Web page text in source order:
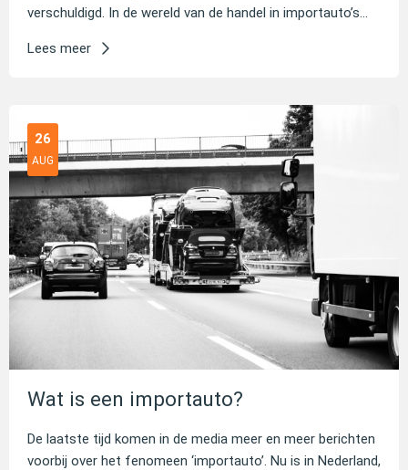
verschuldigd. In de wereld van de handel in importauto’s...
Lees meer
26
AUG
Wat is een importauto?
De laatste tijd komen in de media meer en meer berichten
voorbij over het fenomeen ‘importauto’. Nu is in Nederland,